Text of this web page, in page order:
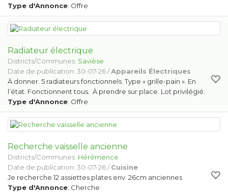
Type d'Annonce: Offre
Radiateur électrique
Districts/Communes: Savièse
Date de publication: 30-07-26 /Appareils Électriques
À donner. 5 radiateurs fonctionnels. Type « grille-pain ». En
l’état. Fonctionnent tous. À prendre sur place. Lot privilégié.
Type d'Annonce: Offre
Recherche vaisselle ancienne
Districts/Communes: Hérémence
Date de publication: 30-07-26 /Cuisine
Je recherche 12 assiettes plates env. 26cm anciennes
Type d'Annonce: Cherche